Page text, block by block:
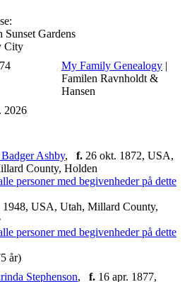
Sunset Gardens
City
My Family Genealogy |
Familen Ravnholdt &
Hansen
2026
Ashby, f. 26 okt. 1872, USA,
County, Holden
1948, USA, Utah, Millard County,
år)
Stephenson, f. 16 apr. 1877,